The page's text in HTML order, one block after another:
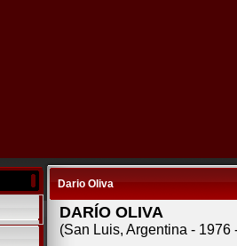
Dario Oliva
DARÍO OLIVA
(San Luis, Argentina - 1976